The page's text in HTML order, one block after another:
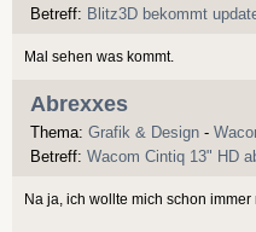
Betreff: Blitz3D bekommt
Mal sehen was kommt.
Abrexxes
Thema: Grafik & Design -
Betreff: Wacom Cintiq 13" HD
Na ja, ich wollte mich schon